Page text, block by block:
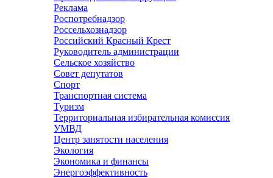
Реклама
Роспотребнадзор
Россельхознадзор
Российский Красный Крест
Руководитель администрации
Сельское хозяйство
Совет депутатов
Спорт
Транспортная система
Туризм
Территориальная избирательная комиссия
УМВД
Центр занятости населения
Экология
Экономика и финансы
Энергоэффективность